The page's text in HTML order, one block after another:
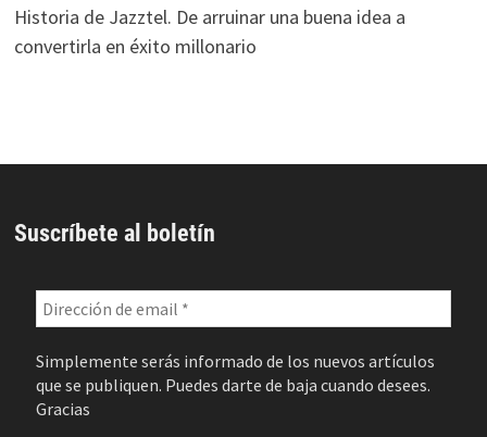
Historia de Jazztel. De arruinar una buena idea a
convertirla en éxito millonario
Suscríbete al boletín
Simplemente serás informado de los nuevos artículos
que se publiquen. Puedes darte de baja cuando desees.
Gracias